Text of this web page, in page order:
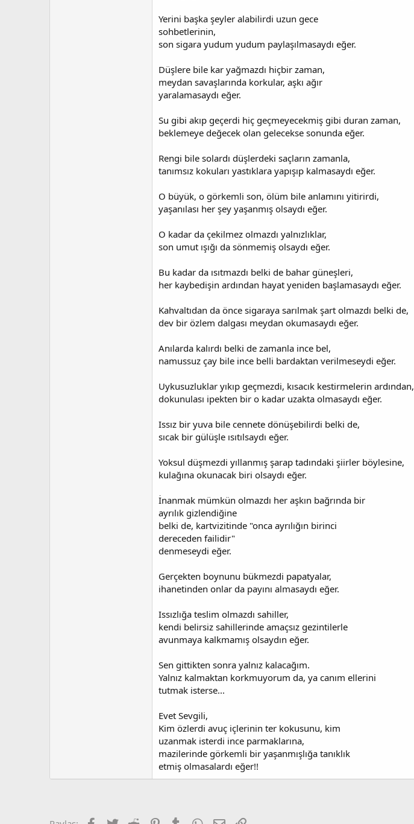
Yerini başka şeyler alabilirdi uzun gece
sohbetlerinin,
son sigara yudum yudum paylaşılmasaydı eğer.
Düşlere bile kar yağmazdı hiçbir zaman,
meydan savaşlarında korkular, aşkı ağır
yaralamasaydı eğer.
Su gibi akıp geçerdi hiç geçmeyecekmiş gibi duran zaman,
beklemeye değecek olan gelecekse sonunda eğer.
Rengi bile solardı düşlerdeki saçların zamanla,
tanımsız kokuları yastıklara yapışıp kalmasaydı eğer.
O büyük, o görkemli son, ölüm bile anlamını yitirirdi,
yaşanılası her şey yaşanmış olsaydı eğer.
O kadar da çekilmez olmazdı yalnızlıklar,
son umut ışığı da sönmemiş olsaydı eğer.
Bu kadar da ısıtmazdı belki de bahar güneşleri,
her kaybedişin ardından hayat yeniden başlamasaydı eğer.
Kahvaltıdan da önce sigaraya sarılmak şart olmazdı belki de,
dev bir özlem dalgası meydan okumasaydı eğer.
Anılarda kalırdı belki de zamanla ince bel,
namussuz çay bile ince belli bardaktan verilmeseydi eğer.
Uykusuzluklar yıkıp geçmezdi, kısacık kestirmelerin ardından,
dokunulası ipekten bir o kadar uzakta olmasaydı eğer.
Issız bir yuva bile cennete dönüşebilirdi belki de,
sıcak bir gülüşle ısıtılsaydı eğer.
Yoksul düşmezdi yıllanmış şarap tadındaki şiirler böylesine,
kulağına okunacak biri olsaydı eğer.
İnanmak mümkün olmazdı her aşkın bağrında bir
ayrılık gizlendiğine
belki de, kartvizitinde "onca ayrılığın birinci
dereceden failidir"
denmeseydi eğer.
Gerçekten boynunu bükmezdi papatyalar,
ihanetinden onlar da payını almasaydı eğer.
Issızlığa teslim olmazdı sahiller,
kendi belirsiz sahillerinde amaçsız gezintilerle
avunmaya kalkmamış olsaydın eğer.
Sen gittikten sonra yalnız kalacağım.
Yalnız kalmaktan korkmuyorum da, ya canım ellerini
tutmak isterse...
Evet Sevgili,
Kim özlerdi avuç içlerinin ter kokusunu, kim
uzanmak isterdi ince parmaklarına,
mazilerinde görkemli bir yaşanmışlığa tanıklık
etmiş olmasalardı eğer!!